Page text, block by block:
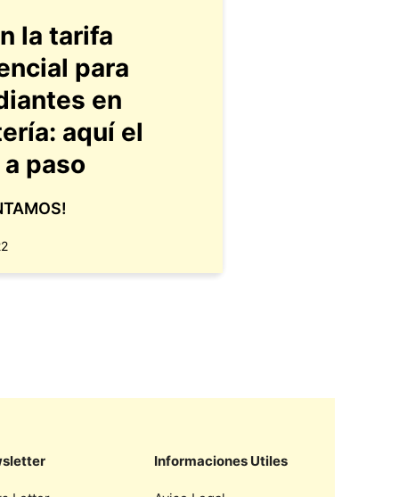
la tarifa
para
en
aquí el
paso
Informaciones Utiles